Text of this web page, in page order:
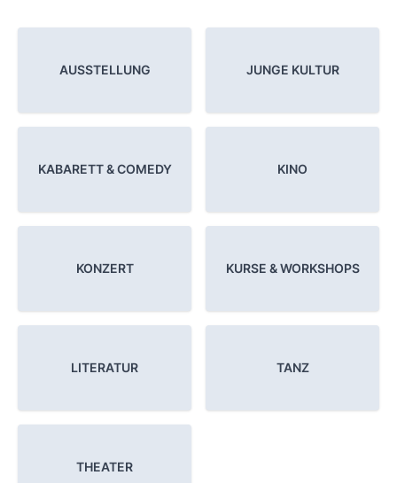
AUSSTELLUNG JUNGE KULTUR
KABARETT & COMEDY KINO
KONZERT KURSE & WORKSHOPS
LITERATUR TANZ
THEATER